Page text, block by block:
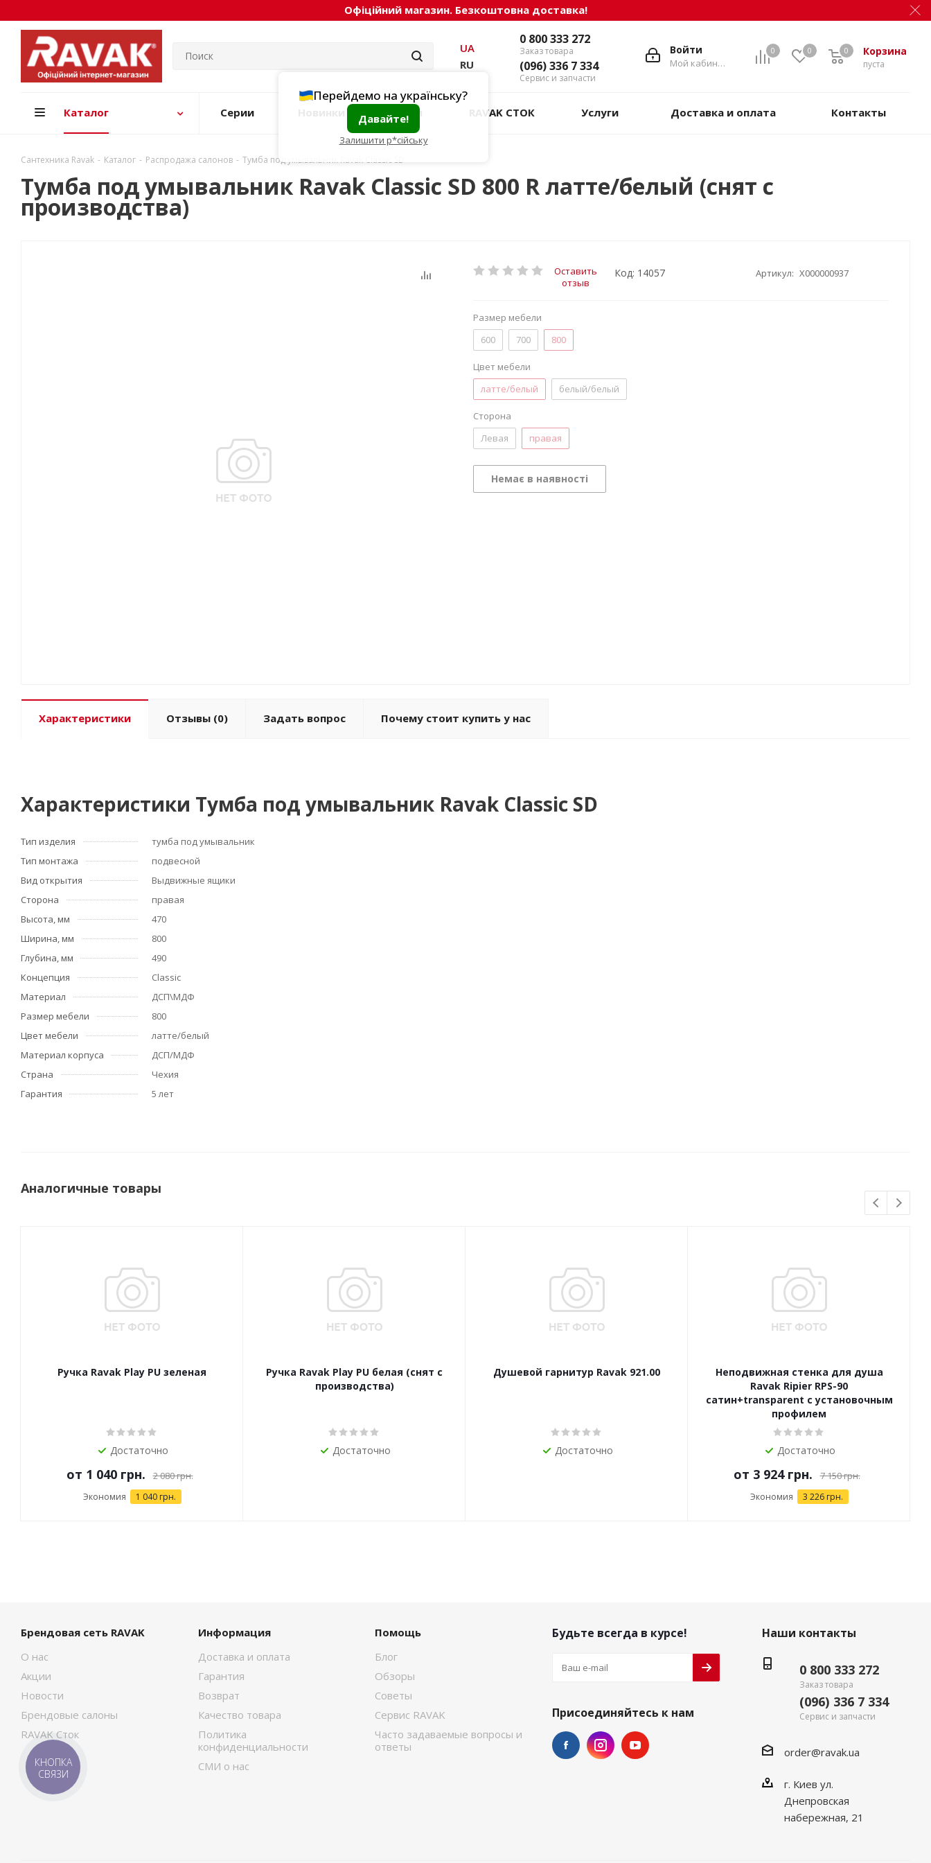
Офіційний магазин. Безкоштовна доставка!
0 0 Корзина
пуста
0
Войти
Мой кабинет
0 800 333 272
Заказ товара
(096) 336 7 334
Сервис и запчасти
UA
RU
Перейдемо на українську?
Давайте!
Залишити р*сійську
Каталог Серии Акции RAVAK СТОК Услуги Доставка и оплата Контакты
Сантехника Ravak - Каталог - Распродажа салонов - Тумба под умывальник Ravak Classic SD
Тумба под умывальник Ravak Classic SD 800 R латте/белый (снят с
производства)
Оставить
отзыв
Код: 14057 Артикул: X000000937
Размер мебели
600
700 800
Цвет мебели
латте/белый
белый/белый
Сторона
Левая
правая
Немає в наявності
Характеристики Отзывы (0) Задать вопрос Почему стоит купить у нас
Характеристики Тумба под умывальник Ravak Classic SD
Тип изделия
тумба под умывальник
Тип монтажа
подвесной
Вид открытия
Выдвижные ящики
Сторона
правая
Высота, мм
470
Ширина, мм
800
Глубина, мм
490
Концепция
Classic
Материал
ДСП\МДФ
Размер мебели
800
Цвет мебели
латте/белый
Материал корпуса
ДСП/МДФ
Страна
Чехия
Гарантия
5 лет
Аналогичные товары
Ручка Ravak Play PU зеленая
Достаточно
от 1 040 грн. 2 080 грн.
Экономия 1 040 грн.
Ручка Ravak Play PU белая (снят с
производства)
Достаточно
Душевой гарнитур Ravak 921.00
Достаточно
Неподвижная стенка для душа
Ravak Ripier RPS-90
сатин+transparent с установочным
профилем
Достаточно
от 3 924 грн. 7 150 грн.
Экономия 3 226 грн.
Брендовая сеть RAVAK
О нас
Акции
Новости
Брендовые салоны
RAVAK Сток
Информация
Доставка и оплата
Гарантия
Возврат
Качество товара
Политика
конфиденциальности
СМИ о нас
Помощь
Блог
Обзоры
Советы
Сервис RAVAK
Часто задаваемые вопросы и
ответы
Будьте всегда в курсе!
Присоединяйтесь к нам
Наши контакты
0 800 333 272
Заказ товара
(096) 336 7 334
Сервис и запчасти
order@ravak.ua
г. Киев ул.
Днепровская
набережная, 21
КНОПКА
СВЯЗИ